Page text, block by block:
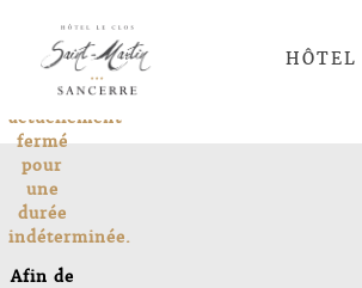
HÔTEL
Le Clos
Martin
actuellement
fermé
pour
une
durée
indéterminée.
Afin de